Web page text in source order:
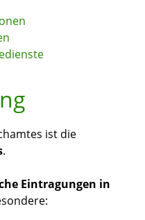
ist die
.
Eintragungen in